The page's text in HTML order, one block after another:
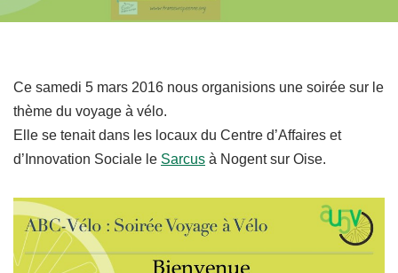
Ce samedi 5 mars 2016 nous organisions une soirée sur le
thème du voyage à vélo.
Elle se tenait dans les locaux du Centre d’Affaires et
d’Innovation Sociale le Sarcus à Nogent sur Oise.